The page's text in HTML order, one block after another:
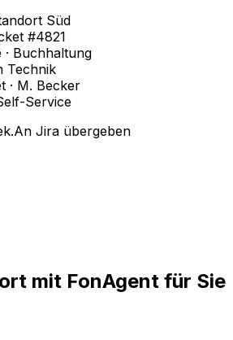
Süd
#4821
Buchhaltung
Technik
· M. Becker
Service
An Jira übergeben
mit FonAgent für Sie